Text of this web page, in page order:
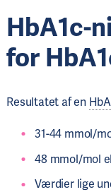
HbA1c-
for
Resultatet af en
31-44 mmol/
48 mmol/mol
Værdier lige